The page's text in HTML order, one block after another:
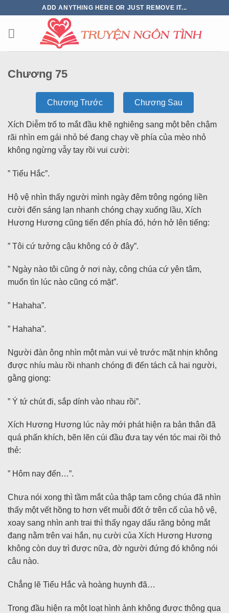
ADD ANYTHING HERE OR JUST REMOVE IT...
Chương 75
Chương Trước Chương Sau
Xích Diễm trố to mắt đầu khẽ nghiêng sang một bên chậm
rãi nhìn em gái nhỏ bé đang chạy về phía của mèo nhỏ
không ngừng vẫy tay rồi vui cười:
” Tiểu Hắc”.
Hộ vệ nhìn thấy người mình ngày đêm trông ngóng liền
cười đến sáng lạn nhanh chóng chạy xuống lầu, Xích
Hương Hương cũng tiến đến phía đó, hớn hở lên tiếng:
” Tôi cứ tưởng cậu không có ở đây”.
” Ngày nào tôi cũng ở nơi này, công chúa cứ yên tâm,
muốn tìn lúc nào cũng có mặt”.
” Hahaha”.
” Hahaha”.
Người đàn ông nhìn một màn vui vẻ trước mặt nhịn không
được nhíu màu rồi nhanh chóng đi đến tách cả hai người,
gằng giọng:
” Ý tứ chút đi, sắp dính vào nhau rồi”.
Xích Hương Hương lúc này mới phát hiện ra bản thân đã
quá phấn khích, bẽn lẽn cúi đầu đưa tay vén tóc mai rồi thỏ
thẻ:
” Hôm nay đến…”.
Chưa nói xong thì tầm mắt của thập tam công chúa đã nhìn
thấy một vết hồng to hơn vết muỗi đốt ở trên cổ của hộ vệ,
xoay sang nhìn anh trai thì thấy ngay dấu răng bỏng mắt
đang nằm trên vai hắn, nụ cười của Xích Hương Hương
không còn duy trì được nữa, đờ người đứng đó không nói
câu nào.
Chẳng lẽ Tiểu Hắc và hoàng huynh đã…
Trong đầu hiện ra một loạt hình ảnh không được thông qua